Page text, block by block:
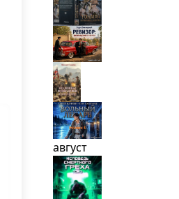
август